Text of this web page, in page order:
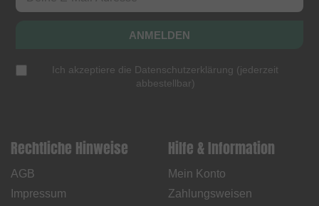
ANMELDEN
Ich akzeptiere die Datenschutzerklärung (jederzeit
abbestellbar)
Rechtliche Hinweise
AGB
Impressum
Hilfe & Information
Mein Konto
Zahlungsweisen